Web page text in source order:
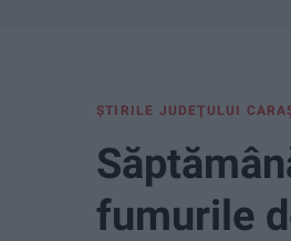
ŞTIRILE JUDEŢULUI
fumurile